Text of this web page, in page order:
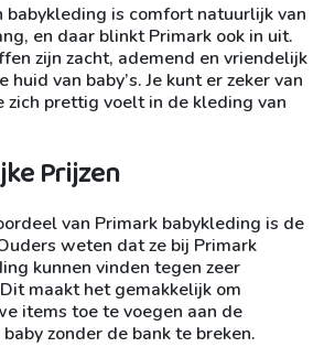
babykleding is comfort natuurlijk van
en daar blinkt Primark ook in uit.
zijn zacht, ademend en vriendelijk
van baby’s. Je kunt er zeker van
zich prettig voelt in de kleding van
Prijzen
van Primark babykleding is de
weten dat ze bij Primark
kunnen vinden tegen zeer
maakt het gemakkelijk om
items toe te voegen aan de
zonder de bank te breken.